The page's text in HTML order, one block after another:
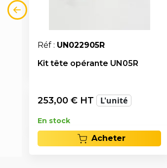
Réf : UN022905R
Kit tête opérante UN05R
253,00 € HT L'unité
En stock
Acheter